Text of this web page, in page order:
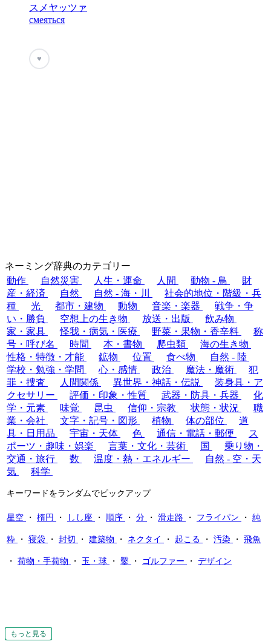
もっと見る
もっと見る
もっと見る
もっと見る
もっと見る
もっと見る
もっと見る
もっと見る
もっと見る
もっと見る
もっと見る
もっと見る
スメヤッツァ
смеяться
もっと見る
♥
ネーミング辞典のカテゴリー
動作
自然災害 人生・運命 人間 動物 - 鳥
財
産・経済
自然 自然 - 海・川
社会的地位・階級・兵
種
光 都市・建物 動物 音楽・楽器
戦争・争
い・勝負
空想上の生き物 放送・出版
飲み物
家・家具
怪我・病気・医療 野菜・果物・香辛料
称
号・呼び名
時間 本・書物 爬虫類
海の生き物
性格・特徴・才能
鉱物 位置 食べ物
自然 - 陸
学校・勉強・学問
心・感情 政治 魔法・魔術
犯
罪・捜査
人間関係 異世界・神話・伝説
装身具・ア
クセサリー
評価・印象・性質 武器・防具・兵器
化
学・元素
味覚 昆虫 信仰・宗教 状態・状況
職
業・会社
文字・記号・図形 植物 体の部位
道
具・日用品
宇宙・天体 色 通信・電話・郵便
ス
ポーツ・趣味・娯楽
言葉・文化・芸術 国
乗り物・
交通・旅行
数 温度・熱・エネルギー
自然 - 空・天
気
科学
キーワードをランダムでピックアップ
星空 ・ 楕円 ・ しし座 ・ 順序 ・ 分 ・ 滑走路 ・ フライパン ・ 純
粋 ・ 寝袋 ・ 封切 ・ 建築物 ・ ネクタイ ・ 起こる ・ 汚染 ・ 飛魚
・ 荷物・手荷物 ・ 玉・球 ・ 鑿 ・ ゴルファー ・ デザイン